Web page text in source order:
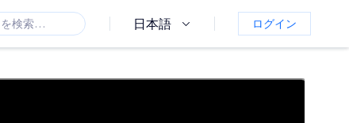
日本語 ログイン